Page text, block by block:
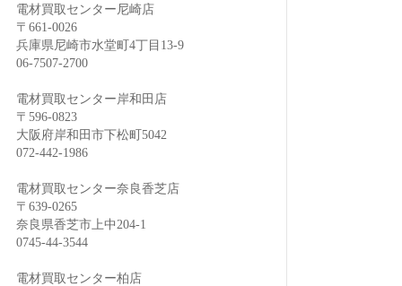
電材買取センター尼崎店
〒661-0026
兵庫県尼崎市水堂町4丁目13-9
06-7507-2700
電材買取センター岸和田店
〒596-0823
大阪府岸和田市下松町5042
072-442-1986
電材買取センター奈良香芝店
〒639-0265
奈良県香芝市上中204-1
0745-44-3544
電材買取センター柏店